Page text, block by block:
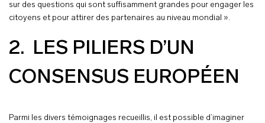
sur des questions qui sont suffisamment grandes pour engager les
citoyens et pour attirer des partenaires au niveau mondial ».
2. LES PILIERS D’UN
CONSENSUS EUROPÉEN
Parmi les divers témoignages recueillis, il est possible d’imaginer